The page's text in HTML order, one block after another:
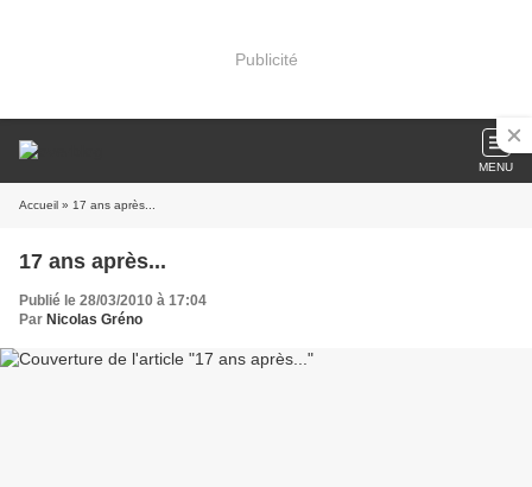
Publicité
MENU
Accueil » 17 ans après...
17 ans après...
Publié le 28/03/2010 à 17:04
Par Nicolas Gréno